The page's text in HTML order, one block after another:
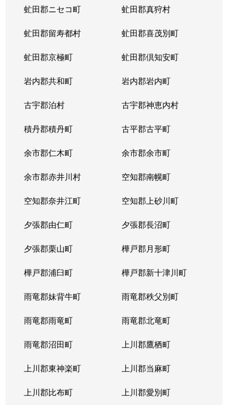
虻田郡ニセコ町 虻田郡真狩村
虻田郡留寿都村 虻田郡喜茂別町
虻田郡京極町 虻田郡倶知安町
岩内郡共和町 岩内郡岩内町
古宇郡泊村 古宇郡神恵内村
積丹郡積丹町 古平郡古平町
余市郡仁木町 余市郡余市町
余市郡赤井川村 空知郡南幌町
空知郡奈井江町 空知郡上砂川町
夕張郡由仁町 夕張郡長沼町
夕張郡栗山町 樺戸郡月形町
樺戸郡浦臼町 樺戸郡新十津川町
雨竜郡妹背牛町 雨竜郡秩父別町
雨竜郡雨竜町 雨竜郡北竜町
雨竜郡沼田町 上川郡鷹栖町
上川郡東神楽町 上川郡当麻町
上川郡比布町 上川郡愛別町